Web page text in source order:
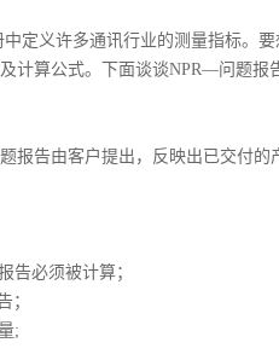
定义许多通讯行业的测量指标。
计算公式。下面谈谈NPR—问题报
报告由客户提出，反映出已交付的
告必须被计算；
；
;